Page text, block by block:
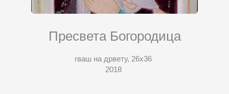
Пресвета Богородица
гваш на дрвету, 26х36
2018